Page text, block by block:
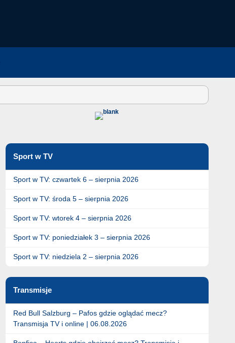
Sport w TV
Sport w TV: czwartek 6 – sierpnia 2026
Sport w TV: środa 5 – sierpnia 2026
Sport w TV: wtorek 4 – sierpnia 2026
Sport w TV: poniedziałek 3 – sierpnia 2026
Sport w TV: niedziela 2 – sierpnia 2026
Transmisje
Red Bull Salzburg – Pafos gdzie oglądać mecz?
Transmisja TV i online | 06.08.2026